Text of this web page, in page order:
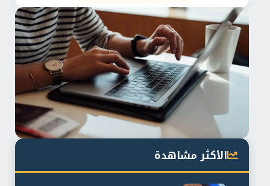
الأكثر مشاهدة